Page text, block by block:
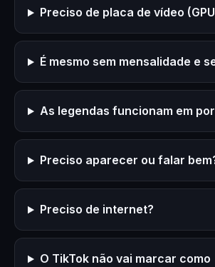
Preciso de placa de vídeo
É mesmo sem mensalidade e
As legendas funcionam em
Preciso aparecer ou falar
Preciso de internet?
O TikTok não vai marcar como